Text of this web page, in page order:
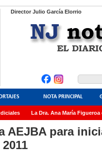
Director Julio García Elorrio
NOTA PRINCIPAL
La Dra. Ana María Figueroa
AEJBA para